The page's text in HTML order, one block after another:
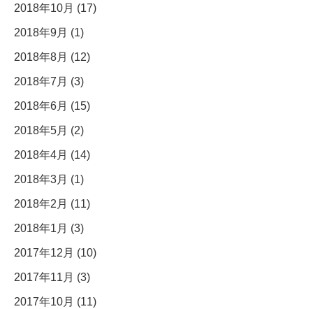
2018年10月 (17)
2018年9月 (1)
2018年8月 (12)
2018年7月 (3)
2018年6月 (15)
2018年5月 (2)
2018年4月 (14)
2018年3月 (1)
2018年2月 (11)
2018年1月 (3)
2017年12月 (10)
2017年11月 (3)
2017年10月 (11)